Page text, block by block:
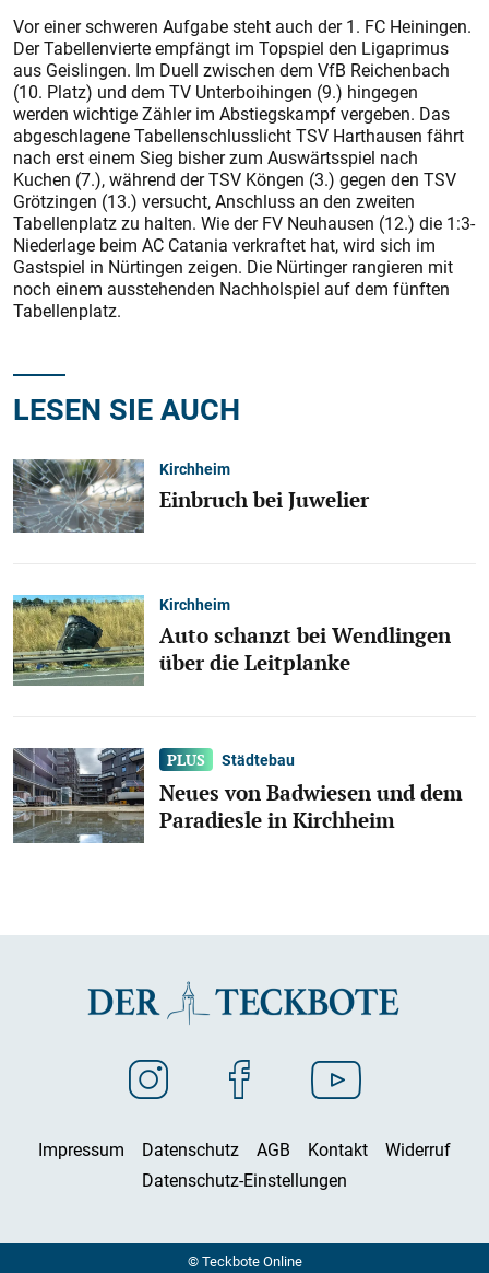
Vor einer schweren Aufgabe steht auch der 1. FC Heiningen.
Der Tabellenvierte empfängt im Topspiel den Ligaprimus
aus Geislingen. Im Duell zwischen dem VfB Reichenbach
(10. Platz) und dem TV Unterboihingen (9.) hingegen
werden wichtige Zähler im Abstiegskampf vergeben. Das
abgeschlagene Tabellenschlusslicht TSV Harthausen fährt
nach erst ei­nem Sieg bisher zum Auswärtsspiel nach
Kuchen (7.), während der TSV Köngen (3.) gegen den TSV
Grötzingen (13.) versucht, Anschluss an den zweiten
Tabellenplatz zu halten. Wie der FV Neuhausen (12.) die 1:3-
Niederlage beim AC Catania verkraftet hat, wird sich im
Gastspiel in Nürtingen zeigen. Die Nürtinger rangieren mit
noch einem ausstehenden Nachholspiel auf dem fünften
Tabellenplatz.
LESEN SIE AUCH
Kirchheim
Einbruch bei Juwelier
Kirchheim
Auto schanzt bei Wendlingen
über die Leitplanke
Städtebau
Neues von Badwiesen und dem
Paradiesle in Kirchheim
Impressum Datenschutz AGB Kontakt
Widerruf
Datenschutz-Einstellungen
© Teckbote Online